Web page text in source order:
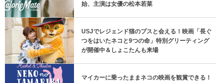
始、主演は女優の松本若菜
USJでレジェンド猫のプスと会える！映画「長ぐ
つをはいたネコと9つの命」特別グリーティング
が開催中＆しょこたんも来場
マイカーに乗ったままネコの映画を観賞できる！